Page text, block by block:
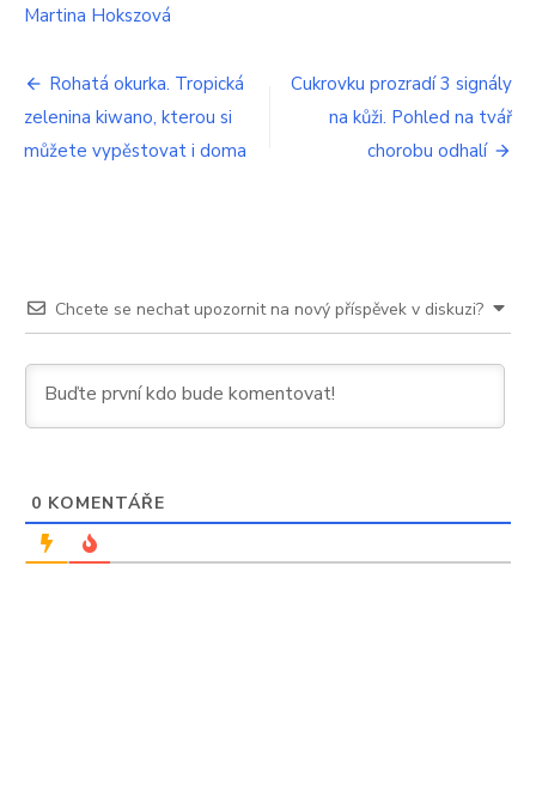
Martina Hokszová
Navigace
pro
příspěvek
Rohatá okurka. Tropická
zelenina kiwano, kterou si
můžete vypěstovat i doma
Cukrovku prozradí 3 signály
na kůži. Pohled na tvář
chorobu odhalí
Chcete se nechat upozornit na nový příspěvek v diskuzi?
0 KOMENTÁŘE